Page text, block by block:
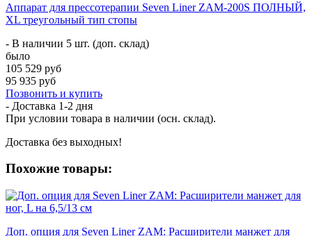
Аппарат для прессотерапии Seven Liner ZAM-200S ПОЛНЫЙ,
XL треугольный тип стопы
- В наличии 5 шт. (доп. склад)
было
105 529 руб
95 935 руб
Позвонить и купить
- Доставка 1-2 дня
При условии товара в наличии (осн. склад).
Доставка без выходных!
Похожие товары:
Доп. опция для Seven Liner ZAM: Расширители манжет для